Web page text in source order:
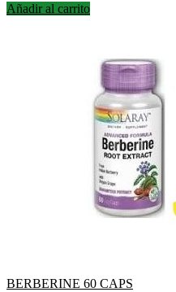
Añadir al carrito
BERBERINE 60 CAPS